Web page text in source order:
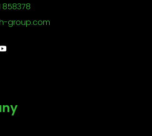
858378
group.com